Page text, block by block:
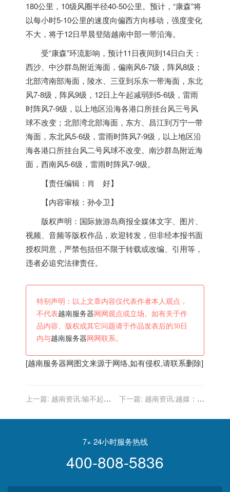
180公里，10级风圈半径40-50公里。预计，“康森”将
以每小时5-10公里的速度向偏西方向移动，强度变化
不大，将于12日早晨登陆越南中部一带沿海。
受“康森”环流影响，预计11日夜间到14日白天：
西沙、中沙群岛附近海面，偏南风6-7级，阵风8级；
北部湾南部海面，陵水、三亚到乐东一带海面，东北
风7-8级，阵风9级，12日上午起减弱到5-6级，雷雨
时阵风7-9级，以上地区沿海各港口所挂台风三号风
球不改变；北部湾北部海面，东方、昌江到万宁一带
海面，东北风5-6级，雷雨时阵风7-9级，以上地区沿
海各港口所挂台风二号风球不改变。南沙群岛附近海
面，西南风5-6级，雷雨时阵风7-9级。
【责任编辑：肖 好】
【内容审核：孙令卫】
版权声明：国际旅游岛商报全媒体文字、图片、
视频、音频等版权作品，欢迎转发，但非经本报书面
授权同意，严禁包括但不限于转载或改编、引用等，
违者必追究法律责任。
特别声明：以上文章内容仅代表作者本人观点，
不代表越南服务器 网网观点或立场。如有关于作
品内容、版权或其它问题请于作品发表后的30日
内与越南服务器 网网联系。
[越南服务器网图文来源于网络,如有侵权,请联系删除]
上一篇: 越南资讯:输不起！
员，头号巨星复出，亚足联
下一篇: 越南资讯:越媒：有
步，越南队表现比他们更好
7× 24小时服务热线
400-808-5836